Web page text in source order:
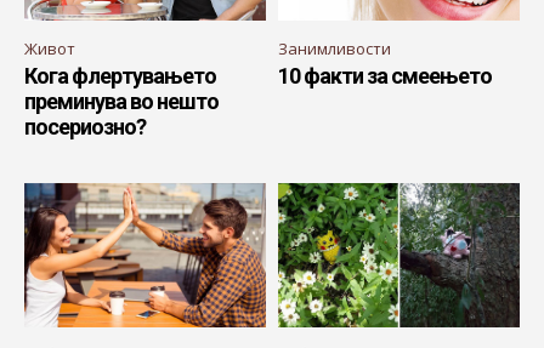
Живот
Кога флертувањето
преминува во нешто
посериозно?
Занимливости
10 факти за смеењето